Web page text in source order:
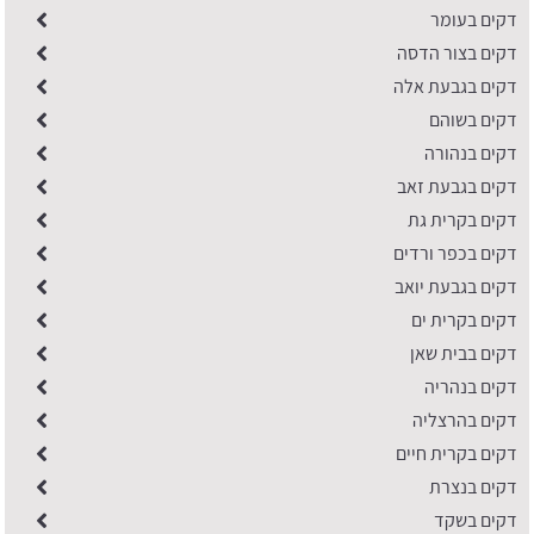
דקים בעומר
דקים בצור הדסה
דקים בגבעת אלה
דקים בשוהם
דקים בנהורה
דקים בגבעת זאב
דקים בקרית גת
דקים בכפר ורדים
דקים בגבעת יואב
דקים בקרית ים
דקים בבית שאן
דקים בנהריה
דקים בהרצליה
דקים בקרית חיים
דקים בנצרת
דקים בשקד